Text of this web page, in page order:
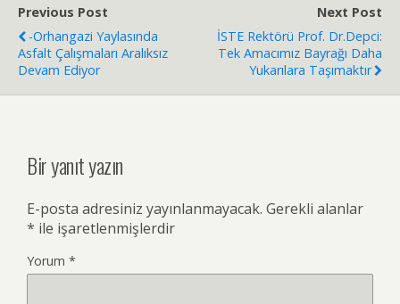
Previous Post
-Orhangazi Yaylasında
Asfalt Çalışmaları Aralıksız
Devam Ediyor
Next Post
İSTE Rektörü Prof. Dr.Depci:
Tek Amacımız Bayrağı Daha
Yukarılara Taşımaktır
Bir yanıt yazın
E-posta adresiniz yayınlanmayacak. Gerekli alanlar
* ile işaretlenmişlerdir
Yorum *